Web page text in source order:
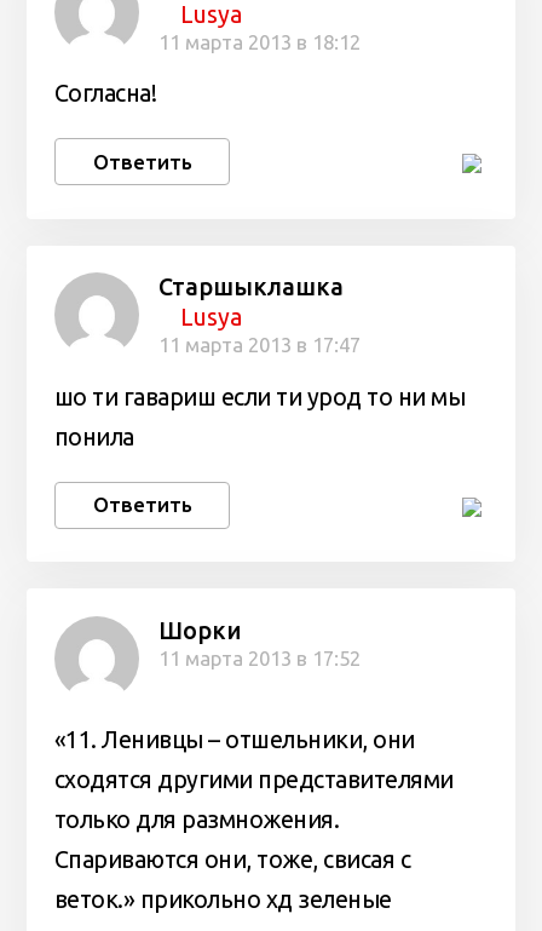
Lusya
11 марта 2013 в 18:12
Согласна!
Ответить
Старшыклашка
Lusya
11 марта 2013 в 17:47
шо ти гавариш если ти урод то ни мы
понила
Ответить
Шорки
11 марта 2013 в 17:52
«11. Ленивцы – отшельники, они
сходятся другими представителями
только для размножения.
Спариваются они, тоже, свисая с
веток.» прикольно хд зеленые